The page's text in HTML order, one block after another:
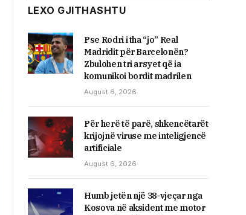
LEXO GJITHASHTU
Pse Rodri i tha “jo” Real
Madridit për Barcelonën?
Zbulohen tri arsyet që ia
komunikoi bordit madrilen
August 6, 2026
Për herë të parë, shkencëtarët
krijojnë viruse me inteligjencë
artificiale
August 6, 2026
Humb jetën një 38-vjeçar nga
Kosova në aksident me motor